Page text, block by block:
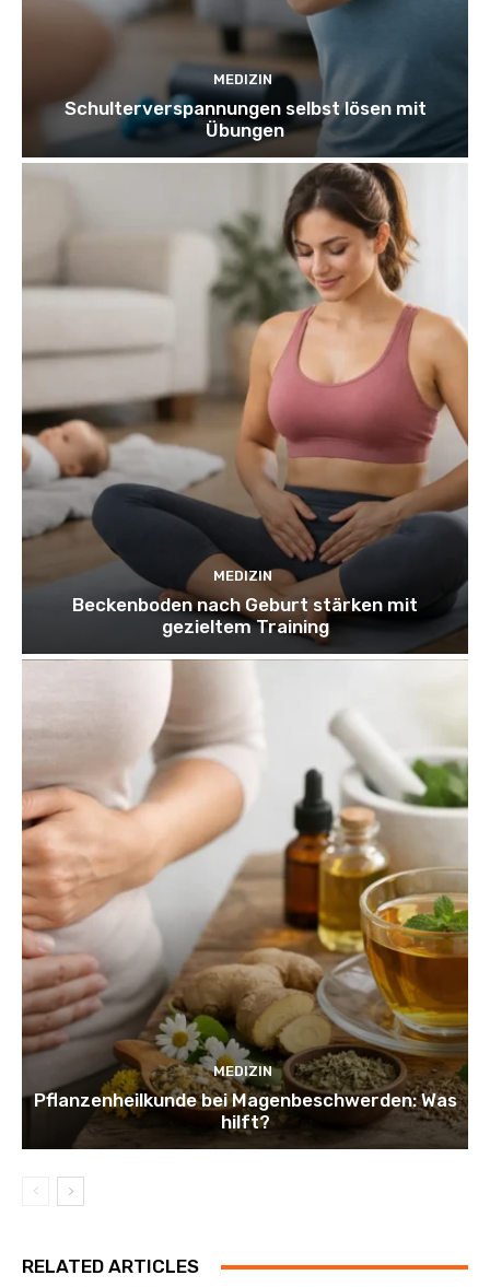
MEDIZIN
Schulterverspannungen selbst lösen mit
Übungen
MEDIZIN
Beckenboden nach Geburt stärken mit
gezieltem Training
MEDIZIN
Pflanzenheilkunde bei Magenbeschwerden: Was
hilft?
RELATED ARTICLES